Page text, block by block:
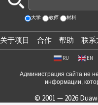
大学 教师 材料
关于项目 合作 帮助 联系
RU EN
Администрация сайта не
информации,
© 2001 — 2026